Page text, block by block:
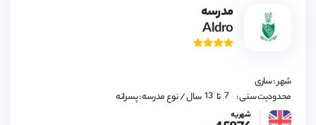
مدرسه
Aldro
شهر : ساری
محدودیت سنی :
تا
7,
8,
13 سال/ نوع مدرسه : پسرانه
شهریه